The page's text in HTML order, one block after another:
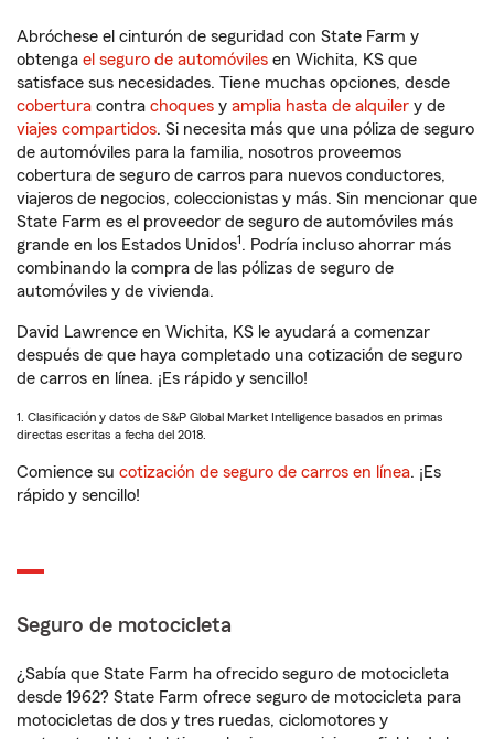
Abróchese el cinturón de seguridad con State Farm y
obtenga el seguro de automóviles en Wichita, KS que
satisface sus necesidades. Tiene muchas opciones, desde
cobertura contra choques y amplia hasta de alquiler y de
viajes compartidos. Si necesita más que una póliza de seguro
de automóviles para la familia, nosotros proveemos
cobertura de seguro de carros para nuevos conductores,
viajeros de negocios, coleccionistas y más. Sin mencionar que
State Farm es el proveedor de seguro de automóviles más
grande en los Estados Unidos1. Podría incluso ahorrar más
combinando la compra de las pólizas de seguro de
automóviles y de vivienda.
David Lawrence en Wichita, KS le ayudará a comenzar
después de que haya completado una cotización de seguro
de carros en línea. ¡Es rápido y sencillo!
1. Clasificación y datos de S&P Global Market Intelligence basados en primas
directas escritas a fecha del 2018.
Comience su cotización de seguro de carros en línea. ¡Es
rápido y sencillo!
Seguro de motocicleta
¿Sabía que State Farm ha ofrecido seguro de motocicleta
desde 1962? State Farm ofrece seguro de motocicleta para
motocicletas de dos y tres ruedas, ciclomotores y